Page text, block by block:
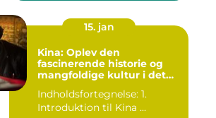
15. jan
Kina: Oplev den
fascinerende historie og
mangfoldige kultur i det
Indholdsfortegnelse: 1.
Introduktion til Kina ...